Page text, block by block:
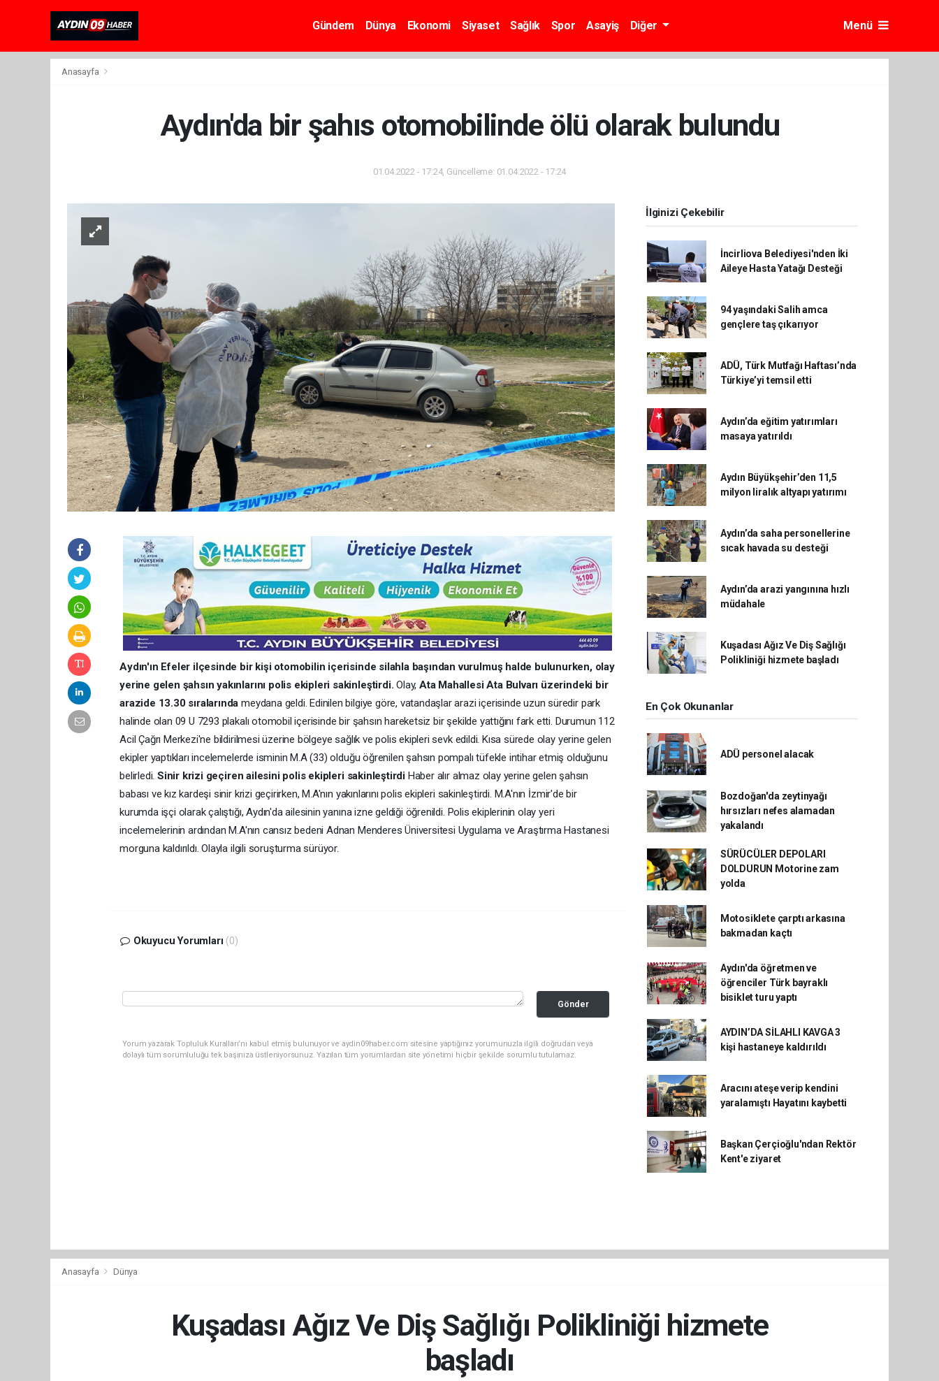
Gündem Dünya Ekonomi Siyaset Sağlık Spor Asayiş Diğer Menü
Anasayfa
Aydın'da bir şahıs otomobilinde ölü olarak bulundu
01.04.2022 - 17:24, Güncelleme: 01.04.2022 - 17:24
Aydın'ın Efeler ilçesinde bir kişi otomobilin içerisinde silahla başından vurulmuş halde bulunurken, olay
yerine gelen şahsın yakınlarını polis ekipleri sakinleştirdi. Olay,Ata Mahallesi Ata Bulvarı üzerindeki bir
arazide 13.30 sıralarında meydana geldi. Edinilen bilgiye göre, vatandaşlar arazi içerisinde uzun süredir park
halinde olan 09 U 7293 plakalı otomobil içerisinde bir şahsın hareketsiz bir şekilde yattığını fark etti. Durumun 112
Acil Çağrı Merkezi'ne bildirilmesi üzerine bölgeye sağlık ve polis ekipleri sevk edildi. Kısa sürede olay yerine gelen
ekipler yaptıkları incelemelerde isminin M.A (33) olduğu öğrenilen şahsın pompalı tüfekle intihar etmiş olduğunu
belirledi. Sinir krizi geçiren ailesini polis ekipleri sakinleştirdi Haber alır almaz olay yerine gelen şahsın
babası ve kız kardeşi sinir krizi geçirirken, M.A'nın yakınlarını polis ekipleri sakinleştirdi. M.A'nın İzmir'de bir
kurumda işçi olarak çalıştığı, Aydın'da ailesinin yanına izne geldiği öğrenildi. Polis ekiplerinin olay yeri
incelemelerinin ardından M.A'nın cansız bedeni Adnan Menderes Üniversitesi Uygulama ve Araştırma Hastanesi
morguna kaldırıldı. Olayla ilgili soruşturma sürüyor.
Okuyucu Yorumları (0)
Gönder
Yorum yazarak Topluluk Kuralları’nı kabul etmiş bulunuyor ve aydin09haber.com sitesine yaptığınız yorumunuzla ilgili doğrudan veya
dolaylı tüm sorumluluğu tek başınıza üstleniyorsunuz. Yazılan tüm yorumlardan site yönetimi hiçbir şekilde sorumlu tutulamaz.
İlginizi Çekebilir
İncirliova Belediyesi'nden İki
Aileye Hasta Yatağı Desteği
94 yaşındaki Salih amca
gençlere taş çıkarıyor
ADÜ, Türk Mutfağı Haftası’nda
Türkiye’yi temsil etti
Aydın’da eğitim yatırımları
masaya yatırıldı
Aydın Büyükşehir’den 11,5
milyon liralık altyapı yatırımı
Aydın’da saha personellerine
sıcak havada su desteği
Aydın’da arazi yangınına hızlı
müdahale
Kuşadası Ağız Ve Diş Sağlığı
Polikliniği hizmete başladı
En Çok Okunanlar
ADÜ personel alacak
Bozdoğan'da zeytinyağı
hırsızları nefes alamadan
yakalandı
SÜRÜCÜLER DEPOLARI
DOLDURUN Motorine zam
yolda
Motosiklete çarptı arkasına
bakmadan kaçtı
Aydın'da öğretmen ve
öğrenciler Türk bayraklı
bisiklet turu yaptı
AYDIN’DA SİLAHLI KAVGA 3
kişi hastaneye kaldırıldı
Aracını ateşe verip kendini
yaralamıştı Hayatını kaybetti
Başkan Çerçioğlu'ndan Rektör
Kent'e ziyaret
Anasayfa Dünya
Kuşadası Ağız Ve Diş Sağlığı Polikliniği hizmete
başladı